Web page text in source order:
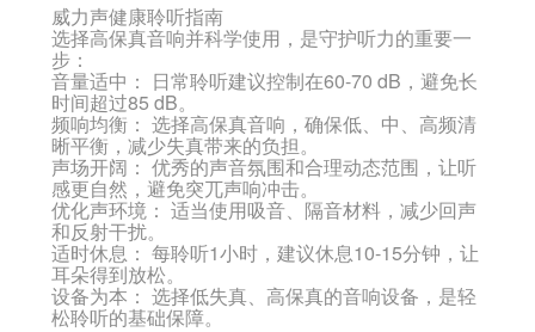
威力声健康聆听指南
选择高保真音响并科学使用，是守护听力的重要一
步：
音量适中： 日常聆听建议控制在60-70 dB，避免长
时间超过85 dB。
频响均衡： 选择高保真音响，确保低、中、高频清
晰平衡，减少失真带来的负担。
声场开阔： 优秀的声音氛围和合理动态范围，让听
感更自然，避免突兀声响冲击。
优化声环境： 适当使用吸音、隔音材料，减少回声
和反射干扰。
适时休息： 每聆听1小时，建议休息10-15分钟，让
耳朵得到放松。
设备为本： 选择低失真、高保真的音响设备，是轻
松聆听的基础保障。